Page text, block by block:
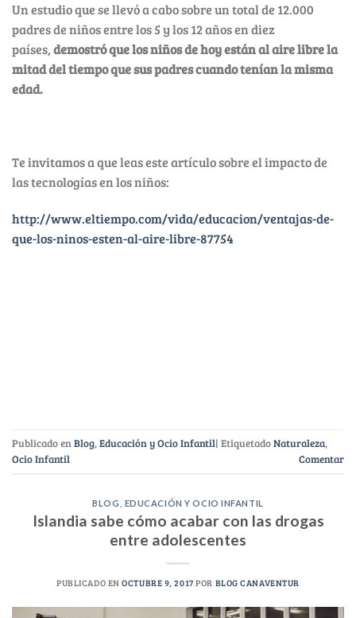
Un estudio que se llevó a cabo sobre un total de 12.000
padres de niños entre los 5 y los 12 años en diez
países,demostró que los niños de hoy están al aire libre la
mitad del tiempo que sus padres cuando tenían la misma
edad.
Te invitamos a que leas este artículo sobre el impacto de
las tecnologías en los niños:
http://www.eltiempo.com/vida/educacion/ventajas-de-
que-los-ninos-esten-al-aire-libre-87754
Publicado enBlog,Educación y Ocio Infantil| EtiquetadoNaturaleza,
Ocio Infantil
Comentar
BLOG EDUCACIÓN Y OCIO INFANTIL
Islandia sabe cómo acabar con las drogas
entre adolescentes
PUBLICADO ENOCTUBRE 9, 2017 POR BLOG CANAVENTUR